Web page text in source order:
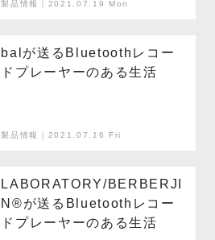
製品情報｜2021.07.19 Mon
balが送るBluetoothレコー
ドプレーヤーのある生活
製品情報｜2021.07.16 Fri
LABORATORY/BERBERJI
N®️が送るBluetoothレコー
ドプレーヤーのある生活